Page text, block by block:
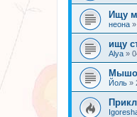
Ищу
неона »
ищу
Alya »
Йоль »